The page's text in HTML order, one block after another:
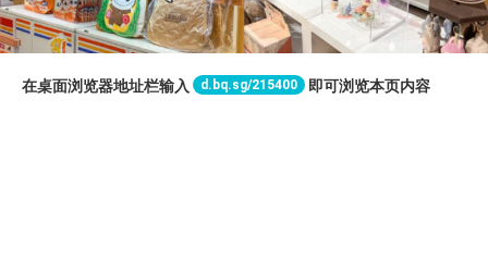
在桌面浏览器地址栏输入 d.bq.sg/215400 即可浏览本页内容